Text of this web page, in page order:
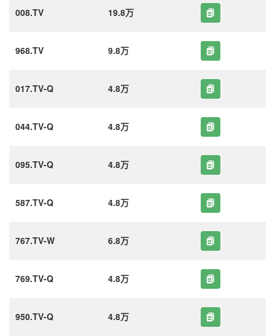
008.TV 19.8万
968.TV 9.8万
017.TV-Q 4.8万
044.TV-Q 4.8万
095.TV-Q 4.8万
587.TV-Q 4.8万
767.TV-W 6.8万
769.TV-Q 4.8万
950.TV-Q 4.8万